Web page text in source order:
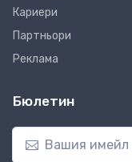
Кариери
Партньори
Реклама
Бюлетин